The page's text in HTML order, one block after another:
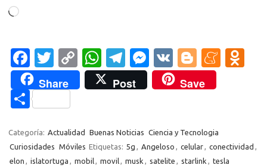
Cargando...
Fa
c
e
b
o
o
T
w
it
te
r
C
o
p
Li
n
W
h
at
A
p
T
el
e
a
m
M
es
se
g
er
V
K
Bl
o
g
er
M
m as
Share Post Save
C
m
p
Categoría: Actualidad Buenas Noticias Ciencia y Tecnologia
Curiosidades Móviles Etiquetas: 5g , Angeloso , celular, conectividad ,
elon , islatortuga , mobil, movil, musk , satelite , starlink , tesla